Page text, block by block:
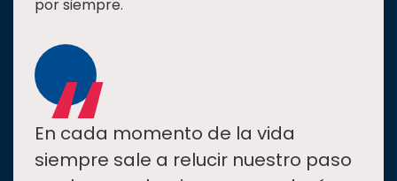
por siempre.
En cada momento de la vida
siempre sale a relucir nuestro paso